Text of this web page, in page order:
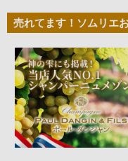
売れてます！ソムリエ